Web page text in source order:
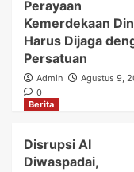
Perayaan
Kemerdekaan
Harus Dijaga
Persatuan
Admin
Agustus 9,
0
Berita
Disrupsi AI
Diwaspadai,